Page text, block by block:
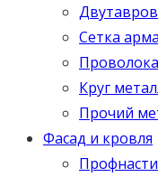
Сетка
Проволока
Круг
Прочий
Фасад и кровля